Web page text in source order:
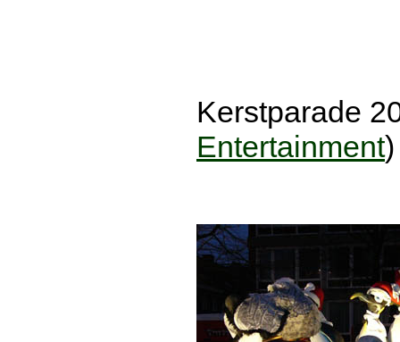
Kerstparade
Entertainment)